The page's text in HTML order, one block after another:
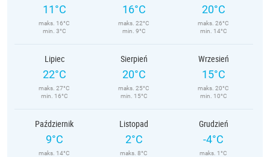
11°C
maks. 16°C
min. 3°C
16°C
maks. 22°C
min. 9°C
20°C
maks. 26°C
min. 14°C
Lipiec
22°C
maks. 27°C
min. 16°C
Sierpień
20°C
maks. 25°C
min. 15°C
Wrzesień
15°C
maks. 20°C
min. 10°C
Październik
9°C
maks. 14°C
Listopad
2°C
maks. 8°C
Grudzień
-4°C
maks. 1°C